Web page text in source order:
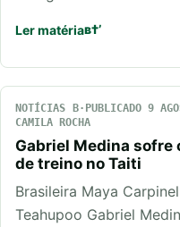
Ler matéria
NOTÍCIAS PUBLICADO 9
CAMILA ROCHA
Gabriel Medina sofre
de treino no Taiti
Brasileira Maya
Teahupoo Gabriel